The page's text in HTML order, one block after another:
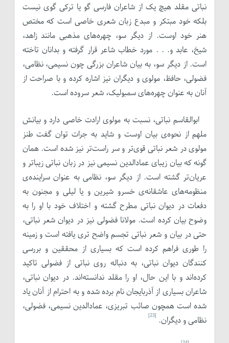
نباتی مقلد هیچ یک از شاعران فارسی گو یا ترکی گوی نیست
بلکه خود مبتکر و مبدع زبان شعری خاصی است که مختص
هنر خود اوست. از دیگر سو، چهره‌های مذهبی مانند زاهد،
شیخ، عابد و. . . مورد خطاب شاعر قرار گرفته و بدانان تاخته
است. از دیگر سو، به بیان شاعران بزرگی چون نسیمی، نظامی،
فضولی، حافظ، مولوی و دیگران نیز اشاره کرده و با صراحت از
آنان به عنوان چهره‌های سمبولیک، شعر سروده است.
ابوالقاسم نباتی، نسبت به مولوی ارادت خاصی دارد و بیانش
ملهم از نحوه‌ی بیان اوست و شاید به جرات توان گفت طنز
مولوی در شعر نباتی قوی‌تر و سر راست‌تر نیز شده است. همان
گونه که بیان زیبای عمادالدین نسیمی نیز در زبان نباتی زیباتر و
عریان‌تر گشته است. از دیگر سو، نظامی به عنوان سراینده‌ی
منظومه‌های عاشقانه‌ی خسرو شیرین و یا لیلی و مجنون به
دفعات در دیوان نباتی مطرح گشته و اختلاف خود با او را به
وضوح بیان کرده است. مولانا فضولی نیز در دیوان شعر نباتی،
حتی در بیان و شعر نباتی تجسم واضح تری یافته است و زمینه
را طوری فراهم کرده است که بسیاری از محققین و بررسی
کنندگان دیوان نباتی، به دنباله روی نباتی از فضولی تاکید
کرده‌اند و با این حال، او را مقلد ندانسته‌اند. در دیوان نباتی،
شاعران بسیاری از آذربایجان نام برده شده و به احترام از آنان یاد
شده است همچون صائب تبریزی، عمادالدین نسیمی، فضولی،
نظامی و دیگران. [23]